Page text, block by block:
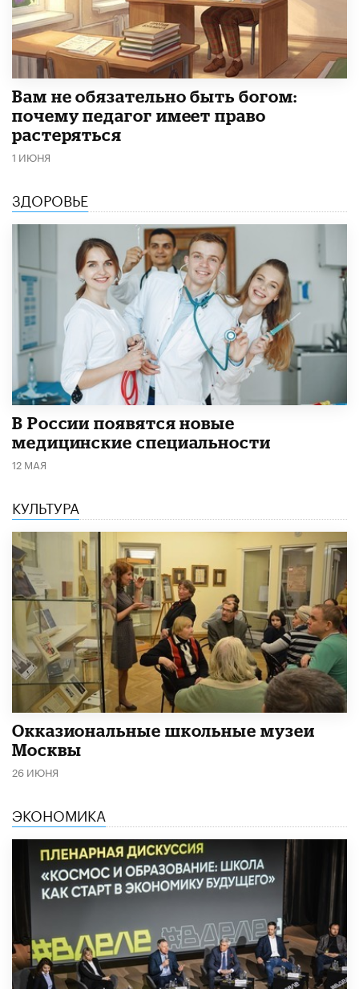
​Вам не обязательно быть богом:
почему педагог имеет право
растеряться
1 ИЮНЯ
ЗДОРОВЬЕ
В России появятся новые
медицинские специальности
12 МАЯ
КУЛЬТУРА
​Окказиональные школьные музеи
Москвы
26 ИЮНЯ
ЭКОНОМИКА